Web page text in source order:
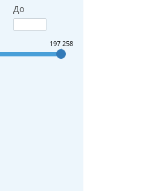
До
197 258